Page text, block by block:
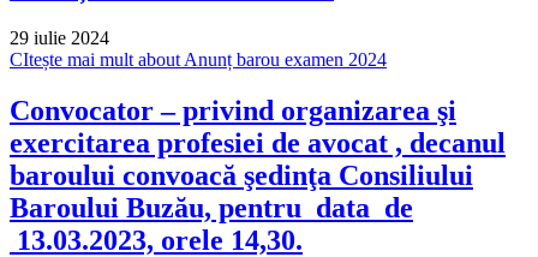
29 iulie 2024
CItește mai mult about Anunț barou examen 2024
Convocator – privind organizarea şi
exercitarea profesiei de avocat , decanul
baroului convoacă şedinţa Consiliului
Baroului Buzău, pentru data de
13.03.2023, orele 14,30.